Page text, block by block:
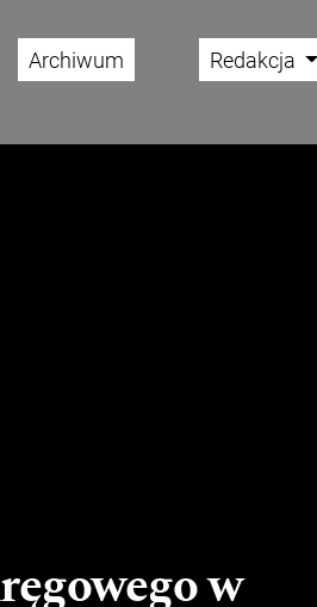
Archiwum Redakcja
w